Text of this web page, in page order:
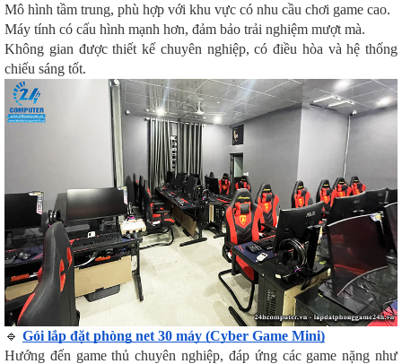
Mô hình tầm trung, phù hợp với khu vực có nhu cầu chơi game cao.
Máy tính có cấu hình mạnh hơn, đảm bảo trải nghiệm mượt mà.
Không gian được thiết kế chuyên nghiệp, có điều hòa và hệ thống
chiếu sáng tốt.
🔹 Gói lắp đặt phòng net 30 máy (Cyber Game Mini)
Hướng đến game thủ chuyên nghiệp, đáp ứng các game nặng như